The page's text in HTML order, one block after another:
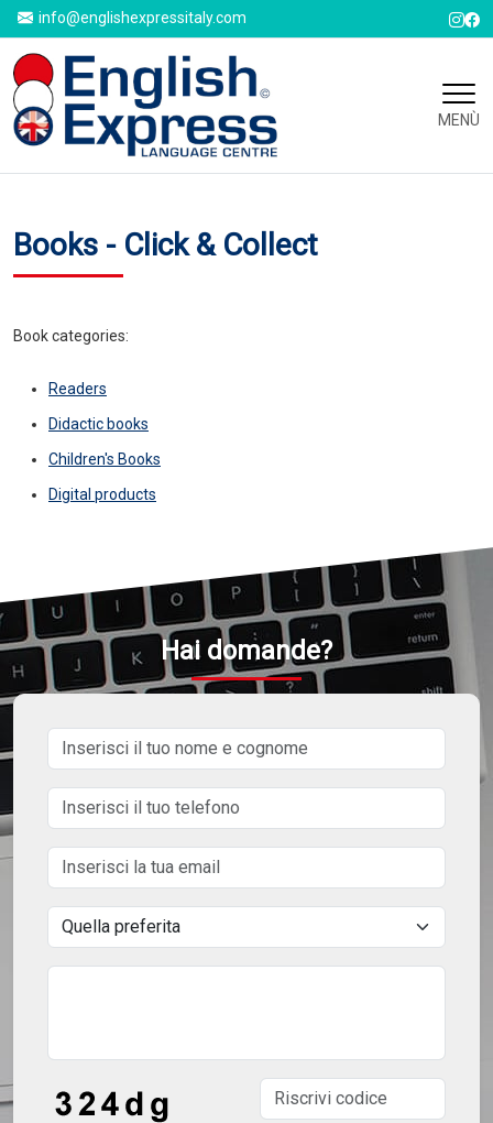
info@englishexpressitaly.com
MENÙ
Books - Click & Collect
Book categories:
Readers
Didactic books
Children's Books
Digital products
Hai domande?